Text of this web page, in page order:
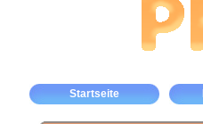
Startseite